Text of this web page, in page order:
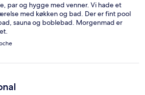
par og hygge med venner. Vi hade et
med køkken og bad. Der er fint pool
sauna og boblebad. Morgenmad er